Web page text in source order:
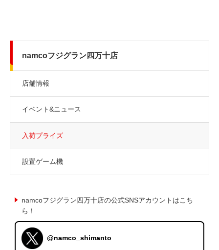
namcoフジグラン四万十店
店舗情報
イベント&ニュース
入荷プライズ
設置ゲーム機
namcoフジグラン四万十店の公式SNSアカウントはこち
ら！
@namco_shimanto